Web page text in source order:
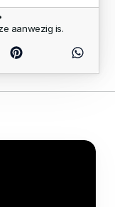
aanwezig is.